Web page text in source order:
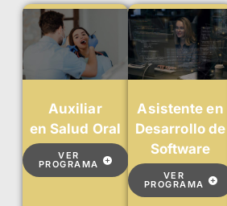
Auxiliar
en Salud Oral
VER
PROGRAMA
Asistente en
Desarrollo de
Software
VER
PROGRAMA